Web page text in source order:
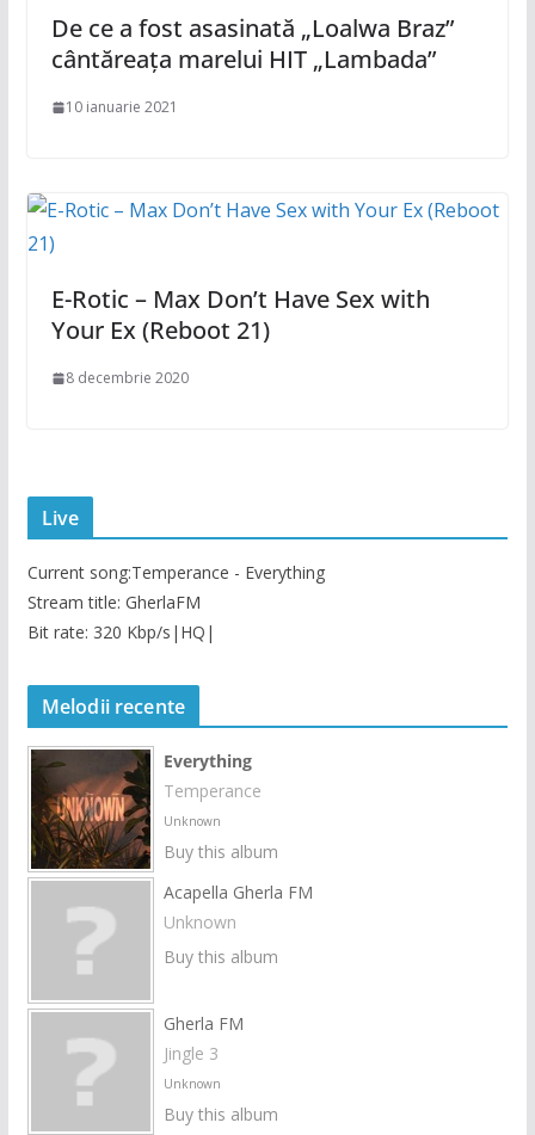
De ce a fost asasinată „Loalwa Braz”
cântăreața marelui HIT „Lambada”
10 ianuarie 2021
E-Rotic – Max Don’t Have Sex with
Your Ex (Reboot 21)
8 decembrie 2020
Live
Current song:Temperance - Everything
Stream title: GherlaFM
Bit rate: 320 Kbp/s|HQ|
Melodii recente
Everything
Temperance
Unknown
Buy this album
Acapella Gherla FM
Unknown
Buy this album
Gherla FM
Jingle 3
Unknown
Buy this album